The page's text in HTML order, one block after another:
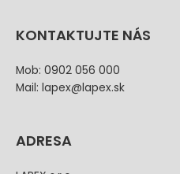
KONTAKTUJTE NÁS
Mob: 0902 056 000
Mail: lapex@lapex.sk
ADRESA